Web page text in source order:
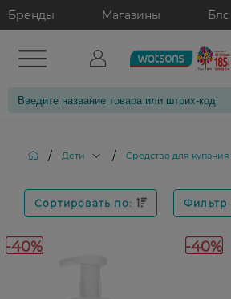
Бренды Магазины
/ Дети / Cредство для
Сортировать по: Фильтр
-40% -40%